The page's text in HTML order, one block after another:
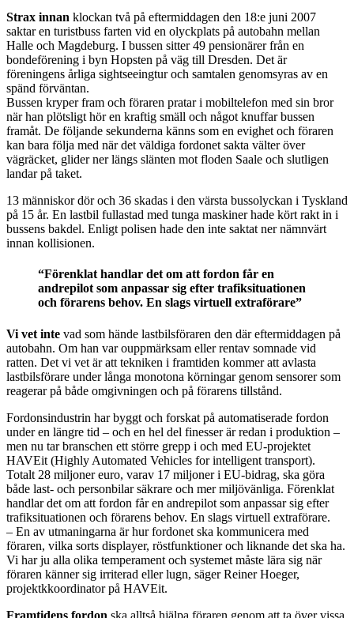
Strax innan klockan två på eftermiddagen den 18:e juni 2007
saktar en turistbuss farten vid en olyckplats på autobahn mellan
Halle och Magdeburg. I bussen sitter 49 pensionärer från en
bondeförening i byn Hopsten på väg till Dresden. Det är
föreningens årliga sightseeingtur och samtalen genomsyras av en
spänd förväntan.
Bussen kryper fram och föraren pratar i mobiltelefon med sin bror
när han plötsligt hör en kraftig smäll och något knuffar bussen
framåt. De följande sekunderna känns som en evighet och föraren
kan bara följa med när det väldiga fordonet sakta välter över
vägräcket, glider ner längs slänten mot floden Saale och slutligen
landar på taket.
13 människor dör och 36 skadas i den värsta bussolyckan i Tyskland
på 15 år. En lastbil fullastad med tunga maskiner hade kört rakt in i
bussens bakdel. Enligt polisen hade den inte saktat ner nämnvärt
innan kollisionen.
“Förenklat handlar det om att fordon får en
andrepilot som anpassar sig efter trafiksituationen
och förarens behov. En slags virtuell extraförare”
Vi vet inte vad som hände lastbilsföraren den där eftermiddagen på
autobahn. Om han var ouppmärksam eller rentav somnade vid
ratten. Det vi vet är att tekniken i framtiden kommer att avlasta
lastbilsförare under långa monotona körningar genom sensorer som
reagerar på både omgivningen och på förarens tillstånd.
Fordonsindustrin har byggt och forskat på automatiserade fordon
under en längre tid – och en hel del finesser är redan i produktion –
men nu tar branschen ett större grepp i och med EU-projektet
HAVEit (Highly Automated Vehicles for intelligent transport).
Totalt 28 miljoner euro, varav 17 miljoner i EU-bidrag, ska göra
både last- och personbilar säkrare och mer miljövänliga. Förenklat
handlar det om att fordon får en andrepilot som anpassar sig efter
trafiksituationen och förarens behov. En slags virtuell extraförare.
– En av utmaningarna är hur fordonet ska kommunicera med
föraren, vilka sorts displayer, röstfunktioner och liknande det ska ha.
Vi har ju alla olika temperament och systemet måste lära sig när
föraren känner sig irriterad eller lugn, säger Reiner Hoeger,
projektkkoordinator på HAVEit.
Framtidens fordon ska alltså hjälpa föraren genom att ta över vissa